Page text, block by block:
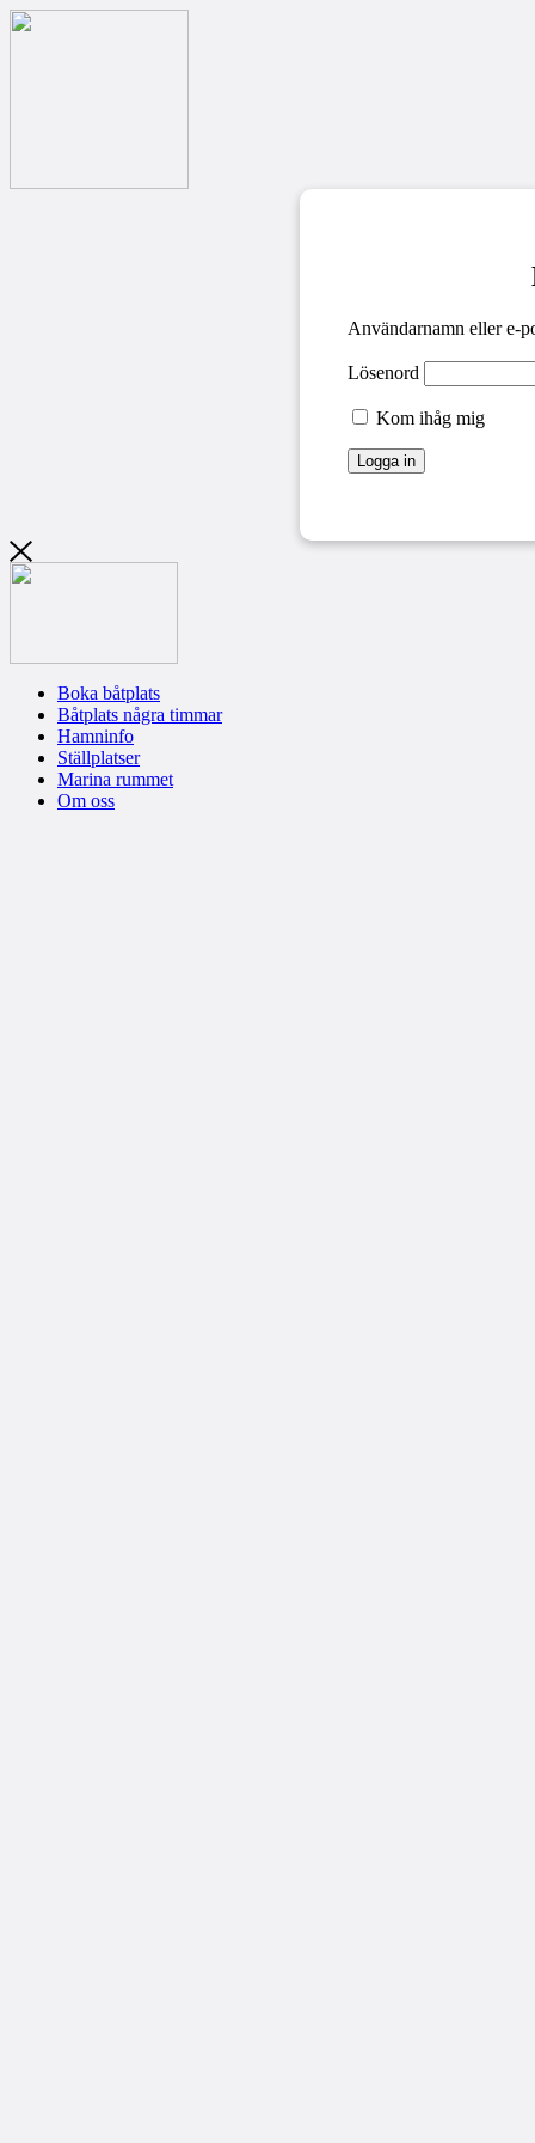
Användarnamn eller e-
Lösenord
Kom ihåg mig
Boka båtplats
Båtplats några timmar
Hamninfo
Ställplatser
Marina rummet
Om oss